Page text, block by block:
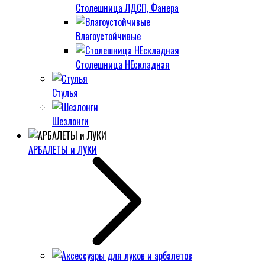
Столешница ЛДСП, Фанера
Влагоустойчивые
Столешница НЕскладная
Стулья
Шезлонги
АРБАЛЕТЫ и ЛУКИ